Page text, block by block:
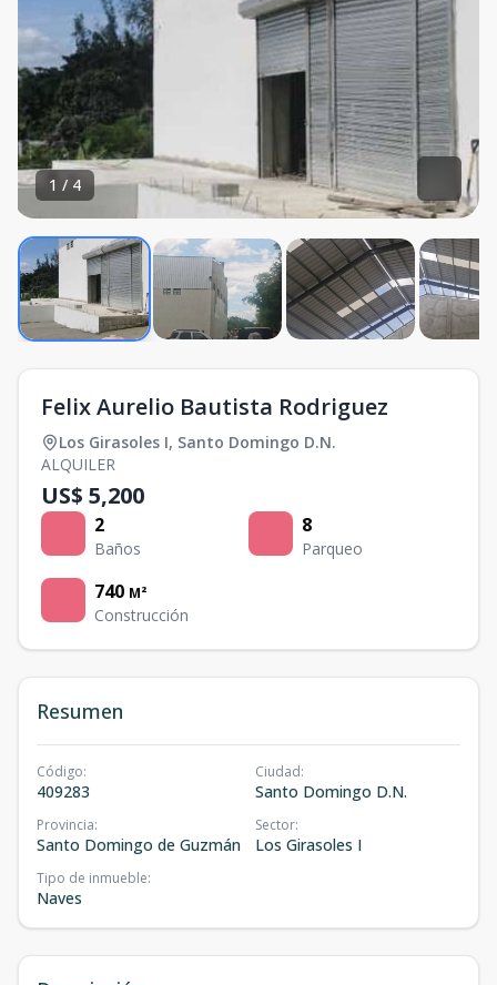
1 / 4
Felix Aurelio Bautista Rodriguez
Los Girasoles I, Santo Domingo D.N.
ALQUILER
US$ 5,200
2
Baños
8
Parqueo
740 M²
Construcción
Resumen
Código:
409283
Ciudad:
Santo Domingo D.N.
Provincia:
Santo Domingo de Guzmán
Sector:
Los Girasoles I
Tipo de inmueble:
Naves